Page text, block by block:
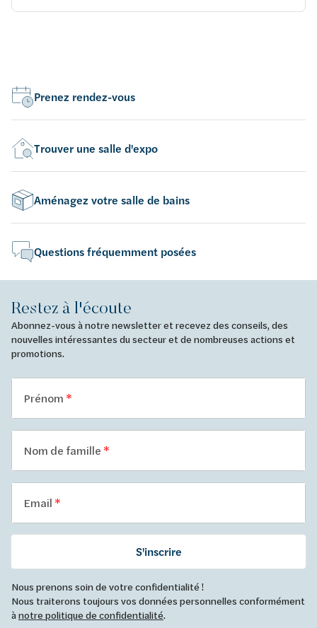
Prenez rendez-vous
Trouver une salle d'expo
Aménagez votre salle de bains
Questions fréquemment posées
Restez à l'écoute
Abonnez-vous à notre newsletter et recevez des conseils, des
nouvelles intéressantes du secteur et de nombreuses actions et
promotions.
Prénom
Nom de famille
Email
S'inscrire
Nous prenons soin de votre confidentialité !
Nous traiterons toujours vos données personnelles conformément
ànotre politique de confidentialité.